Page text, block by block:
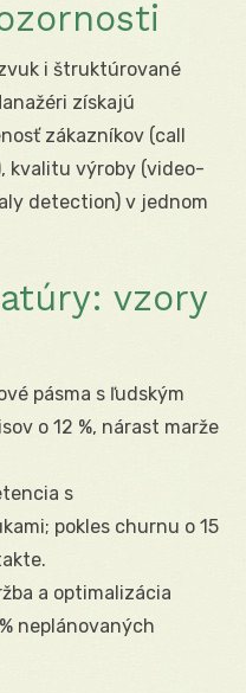
i štruktúrované
získajú
zákazníkov (call
kvalitu výroby (video-
detection) v jednom
vzory
pásma s ľudským
o 12 %, nárast marže
s
pokles churnu o 15
a optimalizácia
neplánovaných